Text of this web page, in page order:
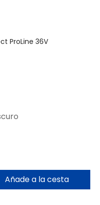
ProLine 36V
Añade a la cesta